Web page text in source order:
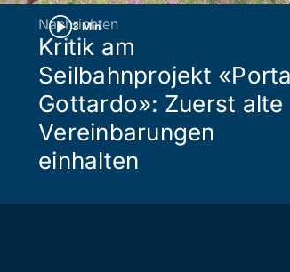
3 Min
Nachrichten
Kritik am
Seilbahnprojekt «Porta
Gottardo»: Zuerst alte
Vereinbarungen
einhalten